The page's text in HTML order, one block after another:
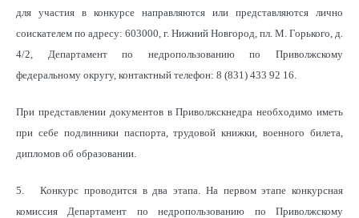
для участия в конкурсе направляются или представляются лично
соискателем по адресу: 603000, г. Нижний Новгород, пл. М. Горького, д.
4/2, Департамент по недропользованию по Приволжскому
федеральному округу, контактный телефон: 8 (831) 433 92 16.
При представлении документов в Приволжскнедра необходимо иметь
при себе подлинники паспорта, трудовой книжки, военного билета,
дипломов об образовании.
5. Конкурс проводится в два этапа. На первом этапе конкурсная
комиссия Департамент по недропользованию по Приволжскому